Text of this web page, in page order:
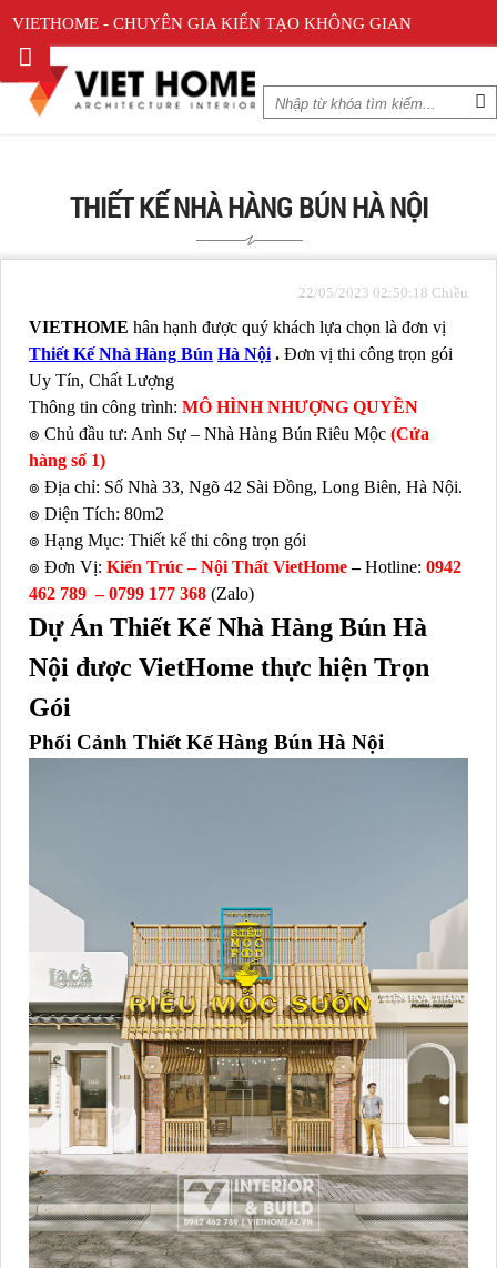
VIETHOME - CHUYÊN GIA KIẾN TẠO KHÔNG GIAN
THIẾT KẾ NHÀ HÀNG BÚN HÀ NỘI
22/05/2023 02:50:18 Chiều
VIETHOME hân hạnh được quý khách lựa chọn là đơn vị
Thiết Kế Nhà Hàng Bún Hà Nội . Đơn vị thi công trọn gói
Uy Tín, Chất Lượng
Thông tin công trình: MÔ HÌNH NHƯỢNG QUYỀN
๏ Chủ đầu tư: Anh Sự – Nhà Hàng Bún Riêu Mộc (Cửa
hàng số 1)
๏ Địa chỉ: Số Nhà 33, Ngõ 42 Sài Đồng, Long Biên, Hà Nội.
๏ Diện Tích: 80m2
๏ Hạng Mục: Thiết kế thi công trọn gói
๏ Đơn Vị: Kiến Trúc – Nội Thất VietHome–Hotline: 0942
462 789 –0799 177 368 (Zalo)
Dự Án Thiết Kế Nhà Hàng Bún Hà
Nội được VietHome thực hiện Trọn
Gói
Phối Cảnh Thiết KếHàng Bún Hà Nội